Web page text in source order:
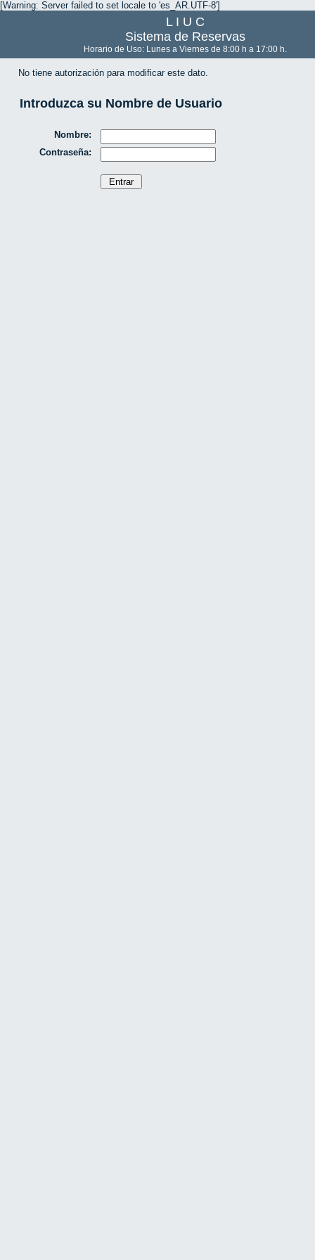
[Warning: Server failed to set locale to 'es_AR.UTF-8']
L I U C
Sistema de Reservas
Horario de Uso: Lunes a Viernes de 8:00 h a 17:00 h.
No tiene autorización para modificar este dato.
Introduzca su Nombre de Usuario
Nombre:
Contraseña: